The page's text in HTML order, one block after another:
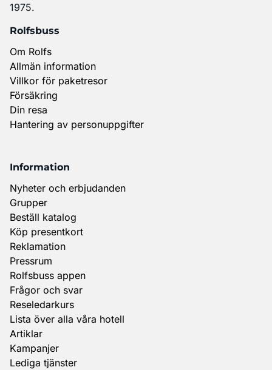
1975.
Rolfsbuss
Om Rolfs
Allmän information
Villkor för paketresor
Försäkring
Din resa
Hantering av personuppgifter
Information
Nyheter och erbjudanden
Grupper
Beställ katalog
Köp presentkort
Reklamation
Pressrum
Rolfsbuss appen
Frågor och svar
Reseledarkurs
Lista över alla våra hotell
Artiklar
Kampanjer
Lediga tjänster